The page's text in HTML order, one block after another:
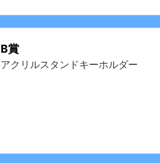
B賞
アクリルスタンドキーホルダー